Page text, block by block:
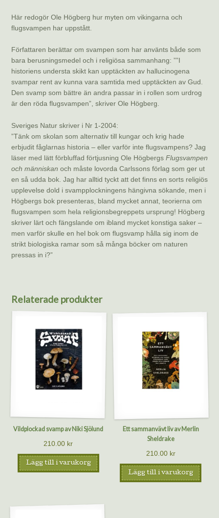
Här redogör Ole Högberg hur myten om vikingarna och
flugsvampen har uppstått.
Författaren berättar om svampen som har använts både som
bara berusningsmedel och i religiösa sammanhang: ””I
historiens understa skikt kan upptäckten av hallucinogena
svampar rent av kunna vara samtida med upptäckten av Gud.
Den svamp som bättre än andra passar in i rollen som urdrog
är den röda flugsvampen”, skriver Ole Högberg.
Sveriges Natur skriver i Nr 1-2004:
”Tänk om skolan som alternativ till kungar och krig hade
erbjudit fåglarnas historia – eller varför inte flugsvampens? Jag
läser med lätt förbluffad förtjusning Ole Högbergs Flugsvampen
och människan och måste lovorda Carlssons förlag som ger ut
en så udda bok. Jag har alltid tyckt att det finns en sorts religiös
upplevelse dold i svampplockningens hängivna sökande, men i
Högbergs bok presenteras, bland mycket annat, teorierna om
flugsvampen som hela religionsbegreppets ursprung! Högberg
skriver lärt och fängslande om ibland mycket konstiga saker –
men varför skulle en hel bok om flugsvamp hålla sig inom de
strikt biologiska ramar som så många böcker om naturen
pressas in i?”
Relaterade produkter
Vildplockad svamp av Niki Sjölund
210.00 kr
Lägg till i varukorg
Ett sammanvävt liv av Merlin
Sheldrake
210.00 kr
Lägg till i varukorg